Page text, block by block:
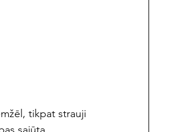
tikpat strauji